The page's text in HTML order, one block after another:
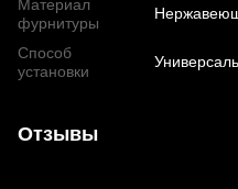
Материал
фурнитуры
Способ
установки
Отзывы